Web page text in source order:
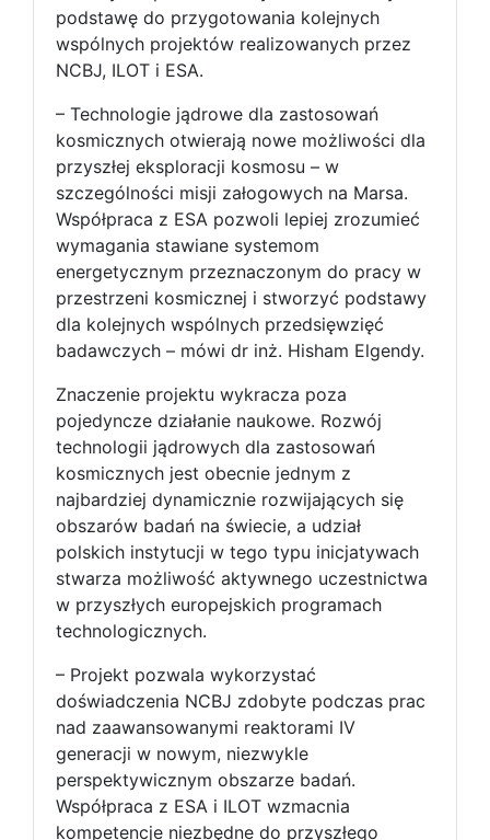
podstawę do przygotowania kolejnych
wspólnych projektów realizowanych przez
NCBJ, ILOT i ESA.
– Technologie jądrowe dla zastosowań
kosmicznych otwierają nowe możliwości dla
przyszłej eksploracji kosmosu – w
szczególności misji załogowych na Marsa.
Współpraca z ESA pozwoli lepiej zrozumieć
wymagania stawiane systemom
energetycznym przeznaczonym do pracy w
przestrzeni kosmicznej i stworzyć podstawy
dla kolejnych wspólnych przedsięwzięć
badawczych – mówi dr inż. Hisham Elgendy.
Znaczenie projektu wykracza poza
pojedyncze działanie naukowe. Rozwój
technologii jądrowych dla zastosowań
kosmicznych jest obecnie jednym z
najbardziej dynamicznie rozwijających się
obszarów badań na świecie, a udział
polskich instytucji w tego typu inicjatywach
stwarza możliwość aktywnego uczestnictwa
w przyszłych europejskich programach
technologicznych.
– Projekt pozwala wykorzystać
doświadczenia NCBJ zdobyte podczas prac
nad zaawansowanymi reaktorami IV
generacji w nowym, niezwykle
perspektywicznym obszarze badań.
Współpraca z ESA i ILOT wzmacnia
kompetencje niezbędne do przyszłego